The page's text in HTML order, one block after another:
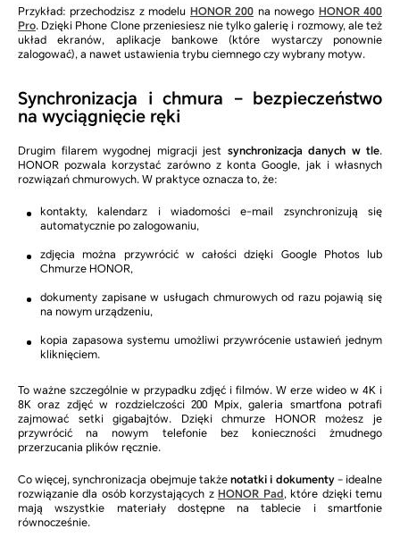
Przykład: przechodzisz z modelu HONOR 200 na nowego HONOR 400
Pro. Dzięki Phone Clone przeniesiesz nie tylko galerię i rozmowy, ale też
układ ekranów, aplikacje bankowe (które wystarczy ponownie
zalogować), a nawet ustawienia trybu ciemnego czy wybrany motyw.
Synchronizacja i chmura – bezpieczeństwo
na wyciągnięcie ręki
Drugim filarem wygodnej migracji jest synchronizacja danych w tle.
HONOR pozwala korzystać zarówno z konta Google, jak i własnych
rozwiązań chmurowych. W praktyce oznacza to, że:
kontakty, kalendarz i wiadomości e-mail zsynchronizują się
automatycznie po zalogowaniu,
zdjęcia można przywrócić w całości dzięki Google Photos lub
Chmurze HONOR,
dokumenty zapisane w usługach chmurowych od razu pojawią się
na nowym urządzeniu,
kopia zapasowa systemu umożliwi przywrócenie ustawień jednym
kliknięciem.
To ważne szczególnie w przypadku zdjęć i filmów. W erze wideo w 4K i
8K oraz zdjęć w rozdzielczości 200 Mpix, galeria smartfona potrafi
zajmować setki gigabajtów. Dzięki chmurze HONOR możesz je
przywrócić na nowym telefonie bez konieczności żmudnego
przerzucania plików ręcznie.
Co więcej, synchronizacja obejmuje takżenotatki i dokumenty– idealne
rozwiązanie dla osób korzystających z HONOR Pad , które dzięki temu
mają wszystkie materiały dostępne na tablecie i smartfonie
równocześnie.